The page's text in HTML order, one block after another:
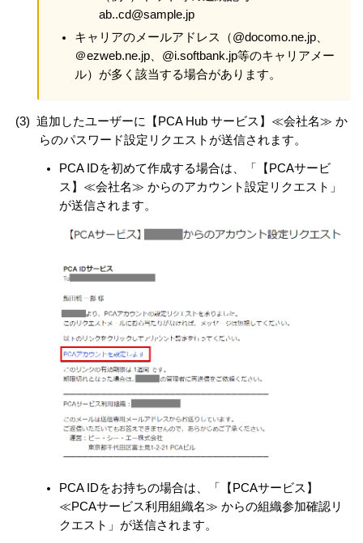
ab..cd@sample.jp
キャリアのメールアドレス（@docomo.ne.jp、
＠ezweb.ne.jp、@i.softbank.jp等のキャリアメー
ル）が多く該当する場合があります。
(3)追加したユーザーに【PCA Hub サービス】≪会社名≫ か
らのパスワード設定リクエストが送信されます。
PCA IDを初めて作成する場合は、「【PCAサービ
ス】≪会社名≫ からのアカウント設定リクエスト」
が送信されます。
PCA IDをお持ちの場合は、「【PCAサービス】
≪PCAサービス利用組織名≫ からの組織参加確認リ
クエスト」が送信されます。